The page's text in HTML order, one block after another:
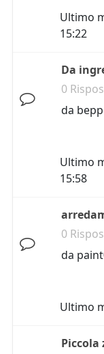
Ultimo
15:22
Da
0
da
Ultimo
15:58
0
da
Ultimo